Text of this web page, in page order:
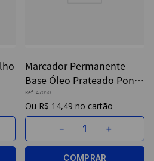
Marcador Permanente
Base Óleo Prateado Ponta
Média - Sharpie
Ref. 47050
R$ 14,49
＋
－
COMPRAR